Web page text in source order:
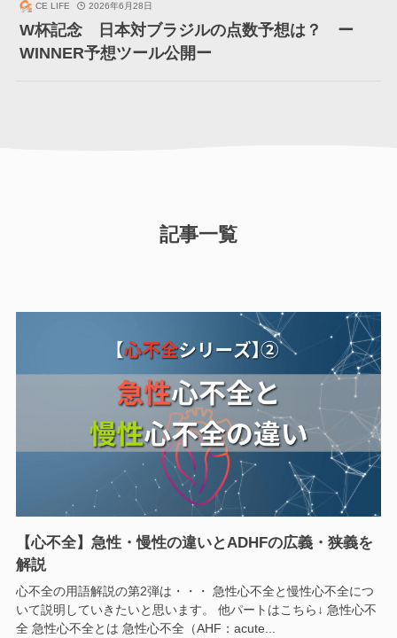
CE LIFE 2026年6月28日
W杯記念 日本対ブラジルの点数予想は？ ー
WINNER予想ツール公開ー
記事一覧
【心不全】急性・慢性の違いとADHFの広義・狭義を
解説
心不全の用語解説の第2弾は・・・ 急性心不全と慢性心不全につ
いて説明していきたいと思います。 他パートはこちら↓ 急性心不
全 急性心不全とは 急性心不全（AHF：acute...